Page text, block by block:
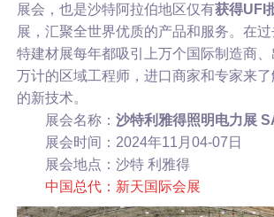
展会，也是沙特阿拉伯地区仅有获得UFI
展，汇聚全世界优质的产品和服务。在
特建材展每年都吸引上万个国际制造商
万计的区域工程师，进口商家和专家来
的新技术。
展会名称： 沙特利雅得照明电力展
展会时间：2024年11月04-07日
展会地点：沙特 利雅得
中国总代：新天国际会展